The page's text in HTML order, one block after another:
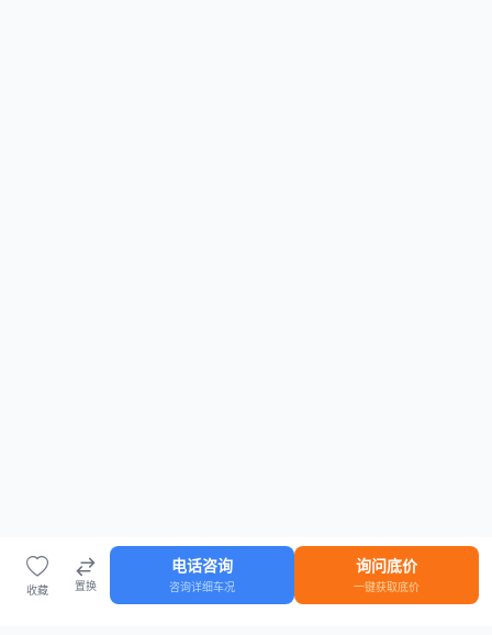
收藏 置换
电话咨询
咨询详细车况
询问底价
一键获取底价
车源 知识 登录